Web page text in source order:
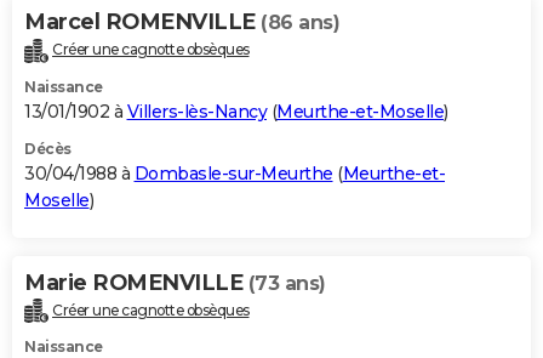
Marcel ROMENVILLE (86 ans)
Créer une cagnotte obsèques
Naissance
13/01/1902 à Villers-lès-Nancy(Meurthe-et-Moselle)
Décès
30/04/1988 à Dombasle-sur-Meurthe (Meurthe-et-
Moselle)
Marie ROMENVILLE (73 ans)
Créer une cagnotte obsèques
Naissance